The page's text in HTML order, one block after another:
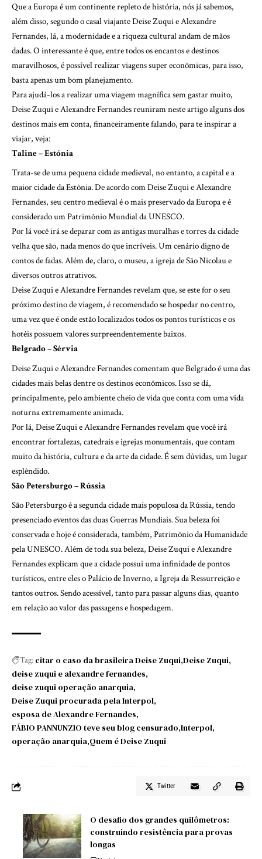
Que a Europa é um continente repleto de história, nós já sabemos,
além disso, segundo o casal viajante Deise Zuqui e Alexandre
Fernandes, lá, a modernidade e a riqueza cultural andam de mãos
dadas. O interessante é que, entre todos os encantos e destinos
maravilhosos, é possível realizar viagens super econômicas, para isso,
basta apenas um bom planejamento.
Para ajudá-los a realizar uma viagem magnífica sem gastar muito,
Deise Zuqui e Alexandre Fernandes reuniram neste artigo alguns dos
destinos mais em conta, financeiramente falando, para te inspirar a
viajar, veja:
Taline – Estónia
Trata-se de uma pequena cidade medieval, no entanto, a capital e a
maior cidade da Estônia. De acordo com Deise Zuqui e Alexandre
Fernandes, seu centro medieval é o mais preservado da Europa e é
considerado um Patrimônio Mundial da UNESCO.
Por lá você irá se deparar com as antigas muralhas e torres da cidade
velha que são, nada menos do que incríveis. Um cenário digno de
contos de fadas. Além de, claro, o museu, a igreja de São Nicolau e
diversos outros atrativos.
Deise Zuqui e Alexandre Fernandes revelam que, se este for o seu
próximo destino de viagem, é recomendado se hospedar no centro,
uma vez que é onde estão localizados todos os pontos turísticos e os
hotéis possuem valores surpreendentemente baixos.
Belgrado – Sérvia
Deise Zuqui e Alexandre Fernandes comentam que Belgrado é uma das
cidades mais belas dentre os destinos econômicos. Isso se dá,
principalmente, pelo ambiente cheio de vida que conta com uma vida
noturna extremamente animada.
Por lá, Deise Zuqui e Alexandre Fernandes revelam que você irá
encontrar fortalezas, catedrais e igrejas monumentais, que contam
muito da história, cultura e da arte da cidade. É sem dúvidas, um lugar
esplêndido.
São Petersburgo – Rússia
São Petersburgo é a segunda cidade mais populosa da Rússia, tendo
presenciado eventos das duas Guerras Mundiais. Sua beleza foi
conservada e hoje é considerada, também, Patrimônio da Humanidade
pela UNESCO. Além de toda sua beleza, Deise Zuqui e Alexandre
Fernandes explicam que a cidade possui uma infinidade de pontos
turísticos, entre eles o Palácio de Inverno, a Igreja da Ressurreição e
tantos outros. Sendo acessível, tanto para passar alguns dias, quanto
em relação ao valor das passagens e hospedagem.
Tag: citar o caso da brasileira Deise Zuqui Deise Zuqui
deise zuqui e alexandre fernandes
deise zuqui operação anarquia
Deise Zuqui procurada pela Interpol
esposa de Alexandre Fernandes
FÁBIO PANNUNZIO teve seu blog censurado Interpol
operação anarquia Quem é Deise Zuqui
Twitter
O desafio dos grandes quilômetros:
construindo resistência para provas
longas